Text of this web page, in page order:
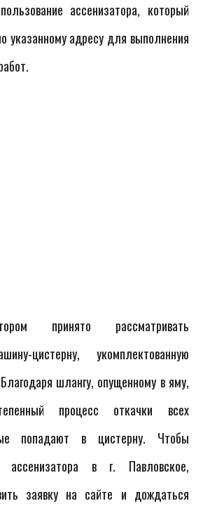
ассенизатора, который
указанному адресу для выполнения
принято рассматривать
цистерну, укомплектованную
шлангу, опущенному в яму,
процесс откачки всех
попадают в цистерну. Чтобы
ассенизатора в г. Павловское,
заявку на сайте и дождаться